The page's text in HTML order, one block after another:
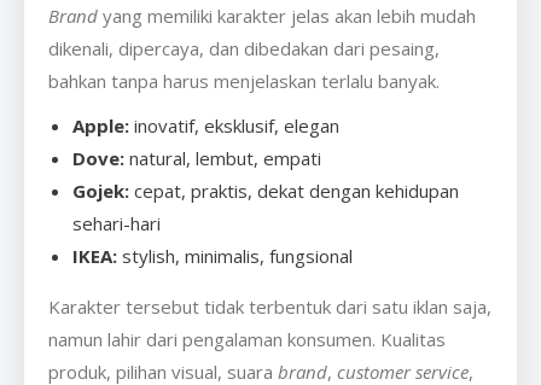
Brand yang memiliki karakter jelas akan lebih mudah
dikenali, dipercaya, dan dibedakan dari pesaing,
bahkan tanpa harus menjelaskan terlalu banyak.
Apple: inovatif, eksklusif, elegan
Dove: natural, lembut, empati
Gojek: cepat, praktis, dekat dengan kehidupan
sehari-hari
IKEA: stylish, minimalis, fungsional
Karakter tersebut tidak terbentuk dari satu iklan saja,
namun lahir dari pengalaman konsumen. Kualitas
produk, pilihan visual, suara brand, customer service,